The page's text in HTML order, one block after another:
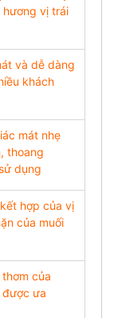
hương vị trái
và dễ dàng
khách
mát nhẹ
thoang
dụng
hợp của vị
của muối
của
ưa